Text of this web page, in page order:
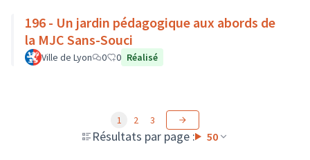
196 - Un jardin pédagogique aux abords de
la MJC Sans-Souci
Ville de Lyon 0 0 Réalisé
Résultats par page : 50
1 2 3